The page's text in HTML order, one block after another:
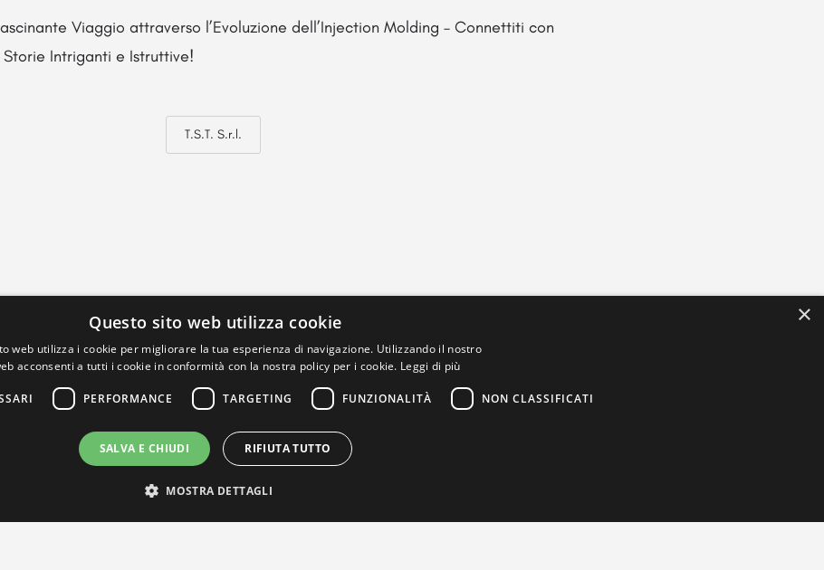
Viaggio attraverso l’Evoluzione dell’Injection Molding – Connettiti con
Storie Intriganti e Istruttive!
T.S.T. S.r.l.
×
Questo sito web utilizza cookie
web utilizza i cookie per migliorare la tua esperienza di navigazione. Utilizzando il nostro
acconsenti a tutti i cookie in conformità con la nostra policy per i cookie. Leggi di più
PERFORMANCE TARGETING FUNZIONALITÀ NON CLASSIFICATI
SALVA E CHIUDI RIFIUTA TUTTO
MOSTRA DETTAGLI